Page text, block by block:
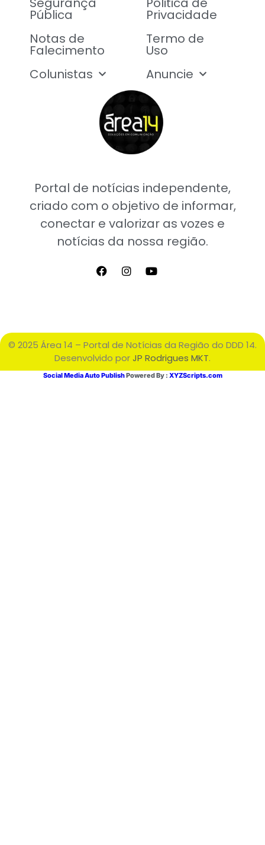
Portal de notícias independente,
criado com o objetivo de informar,
conectar e valorizar as vozes e
notícias da nossa região.
Pública
Notas de
Falecimento
Colunistas
Privacidade
Termo de
Uso
Anuncie
© 2025 Área 14 – Portal de Notícias da Região do DDD 14.
Desenvolvido porJP Rodrigues MKT.
Social Media Auto PublishPowered By : XYZScripts.com